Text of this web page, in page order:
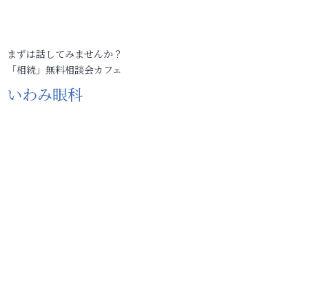
まずは話してみませんか？
「相続」無料相談会カフェ
いわみ眼科